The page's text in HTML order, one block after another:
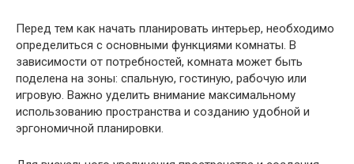
Перед тем как начать планировать интерьер, необходимо
определиться с основными функциями комнаты. В
зависимости от потребностей, комната может быть
поделена на зоны: спальную, гостиную, рабочую или
игровую. Важно уделить внимание максимальному
использованию пространства и созданию удобной и
эргономичной планировки.